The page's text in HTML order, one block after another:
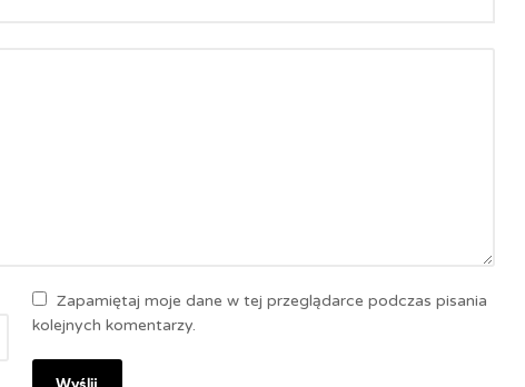
Zapamiętaj moje dane w tej przeglądarce podczas pisania
kolejnych komentarzy.